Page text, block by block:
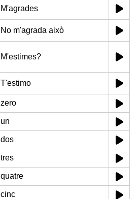
M'agrades
No m'agrada això
M'estimes?
T'estimo
zero
un
dos
tres
quatre
cinc